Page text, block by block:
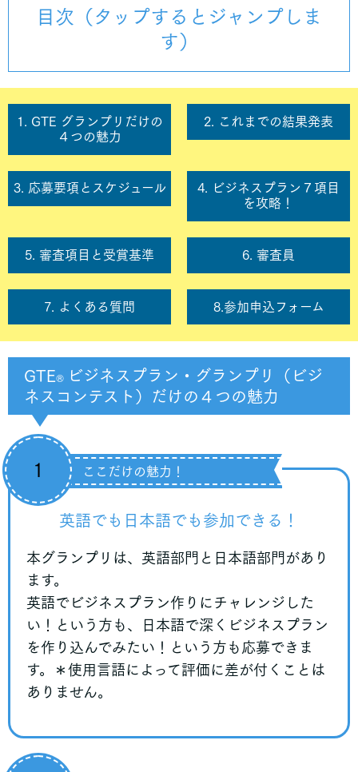
目次（タップするとジャンプしま
す）
1. GTE グランプリだけの
４つの魅力
2. これまでの結果発表
3. 応募要項とスケジュール
4. ビジネスプラン７項目
を攻略！
5. 審査項目と受賞基準 6. 審査員
7. よくある質問 8.参加申込フォーム
GTE®️
ビジネスプラン・グランプリ（ビジ
ネスコンテスト）だけの４つの魅力
ここだけの魅力！
1
英語でも日本語でも参加できる！
本グランプリは、英語部門と日本語部門があり
ます。
英語でビジネスプラン作りにチャレンジした
い！という方も、日本語で深くビジネスプラン
を作り込んでみたい！という方も応募できま
す。
＊使用言語によって評価に差が付くことは
ありません。